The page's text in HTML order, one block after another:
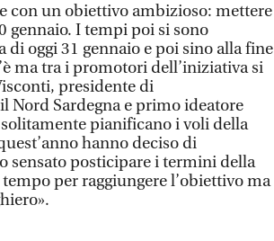
con un obiettivo ambizioso: mettere
gennaio. I tempi poi si sono
oggi 31 gennaio e poi sino alla fine
ma tra i promotori dell’iniziativa si
presidente di
Nord Sardegna e primo ideatore
pianificano i voli della
hanno deciso di
sensato posticipare i termini della
per raggiungere l’obiettivo ma